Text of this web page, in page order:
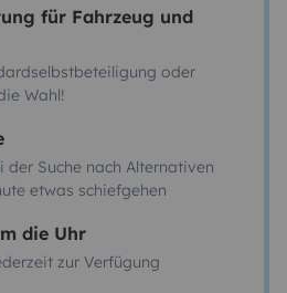
für Fahrzeug und
oder
Wahl!
der Suche nach Alternativen
etwas schiefgehen
die Uhr
zur Verfügung